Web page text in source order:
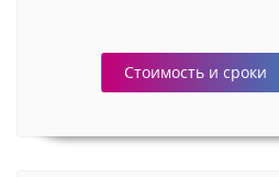
Стоимость и сроки